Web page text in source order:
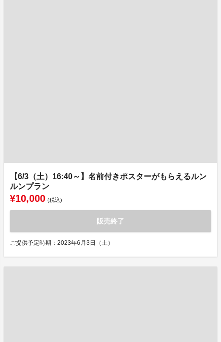
【6/3（土）16:40～】名前付きポスターがもらえるルン
ルンプラン
¥10,000 (税込)
販売終了
ご提供予定時期：2023年6月3日（土）